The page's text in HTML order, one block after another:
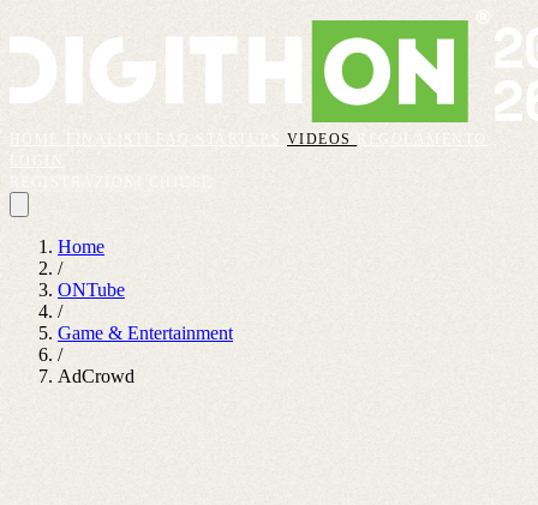
VIDEOS
REGOLAMENTO
Home
/
ONTube
/
Game & Entertainment
/
AdCrowd